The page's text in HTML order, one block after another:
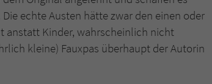
echte Austen hätte zwar den einen oder
anstatt Kinder, wahrscheinlich nicht
kleine) Fauxpas überhaupt der Autorin